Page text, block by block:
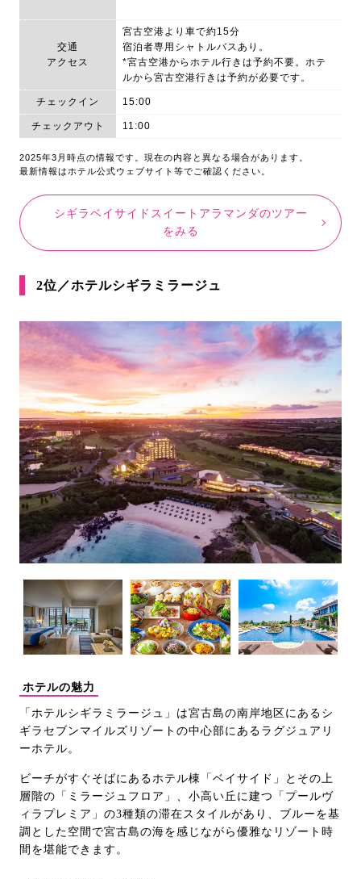
交通
アクセス
宮古空港より車で約15分
宿泊者専用シャトルバスあり。
*宮古空港からホテル行きは予約不要。ホテ
ルから宮古空港行きは予約が必要です。
チェックイン 15:00
チェックアウト 11:00
2025年3月時点の情報です。現在の内容と異なる場合があります。
最新情報はホテル公式ウェブサイト等でご確認ください。
シギラベイサイドスイートアラマンダのツアー
をみる
2位／ホテルシギラミラージュ
ホテルの魅力
「ホテルシギラミラージュ」は宮古島の南岸地区にあるシ
ギラセブンマイルズリゾートの中心部にあるラグジュアリ
ーホテル。
ビーチがすぐそばにあるホテル棟「ベイサイド」とその上
層階の「ミラージュフロア」、小高い丘に建つ「プールヴ
ィラプレミア」の3種類の滞在スタイルがあり、ブルーを基
調とした空間で宮古島の海を感じながら優雅なリゾート時
間を堪能できます。